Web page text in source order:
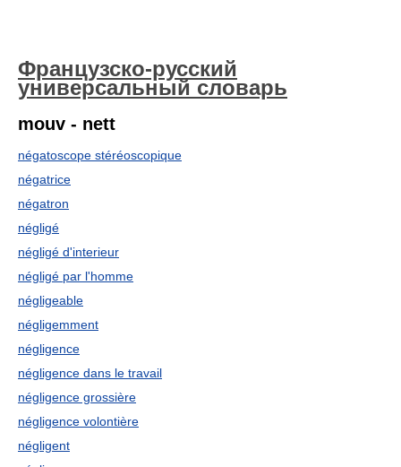
Французско-русский
универсальный словарь
mouv - nett
négatoscope stéréoscopique
négatrice
négatron
négligé
négligé d'interieur
négligé par l'homme
négligeable
négligemment
négligence
négligence dans le travail
négligence grossière
négligence volontière
négligent